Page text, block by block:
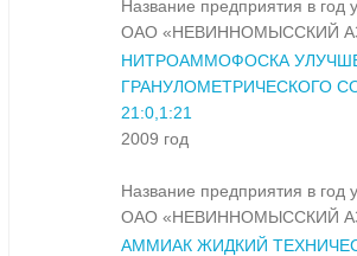
Название предприятия в год
ОАО «НЕВИННОМЫССКИЙ
НИТРОАММОФОСКА
ГРАНУЛОМЕТРИЧЕСКОГО
21:0,1:21
2009 год
Название предприятия в год
ОАО «НЕВИННОМЫССКИЙ
АММИАК ЖИДКИЙ